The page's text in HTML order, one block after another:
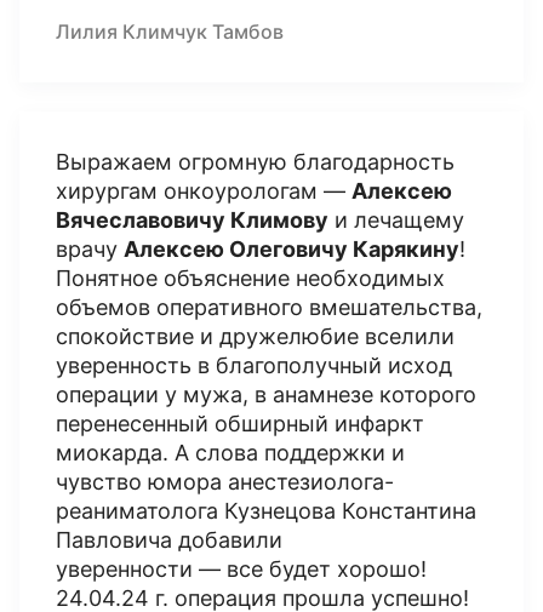
Лилия Климчук Тамбов
Выражаем огромную благодарность
хирургам онкоурологам — Алексею
Вячеславовичу Климову и лечащему
врачу Алексею Олеговичу Карякину!
Понятное объяснение необходимых
объемов оперативного вмешательства,
спокойствие и дружелюбие вселили
уверенность в благополучный исход
операции у мужа, в анамнезе которого
перенесенный обширный инфаркт
миокарда. А слова поддержки и
чувство юмора анестезиолога-
реаниматолога Кузнецова Константина
Павловича добавили
уверенности — все будет хорошо!
24.04.24 г. операция прошла успешно!